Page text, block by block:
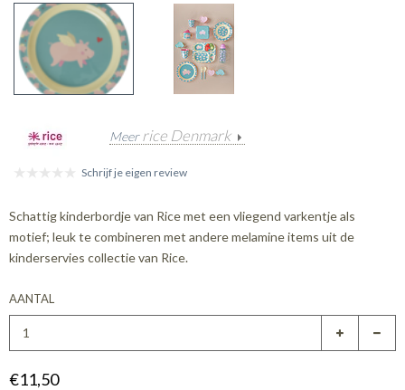
Meerrice Denmark
Schrijf je eigen review
Schattig kinderbordje van Rice met een vliegend varkentje als
motief; leuk te combineren met andere melamine items uit de
kinderservies collectie van Rice.
AANTAL
€11,50